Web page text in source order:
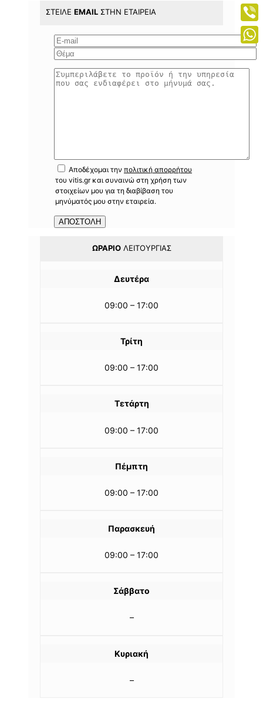
ΣΤΕΊΛΕ EMAIL ΣΤΗΝ ΕΤΑΙΡΕΊΑ
Αποδέχομαι την πολιτική απορρήτου
του vitis.gr και συναινώ στη χρήση των
στοιχείων μου για τη διαβίβαση του
μηνύματός μου στην εταιρεία.
ΩΡΆΡΙΟΛΕΙΤΟΥΡΓΊΑΣ
Δευτέρα
09:00 – 17:00
Τρίτη
09:00 – 17:00
Τετάρτη
09:00 – 17:00
Πέμπτη
09:00 – 17:00
Παρασκευή
09:00 – 17:00
Σάββατο
–
Κυριακή
–
Viber